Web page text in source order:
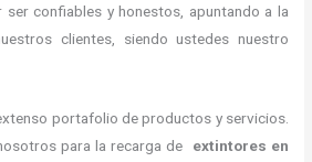
confiables y honestos, apuntando a la
clientes, siendo ustedes nuestro
portafolio de productos y servicios.
para la recarga de extintores en